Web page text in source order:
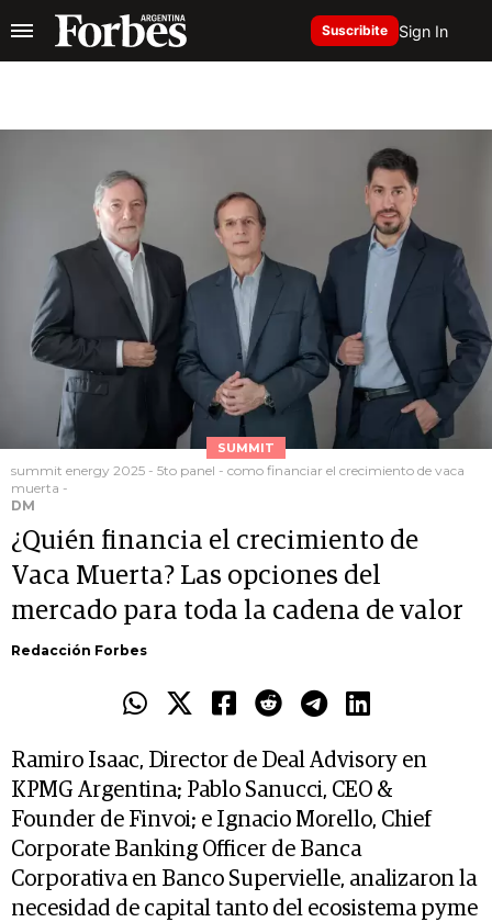
Suscribite Sign In
SUMMIT
summit energy 2025 - 5to panel - como financiar el crecimiento de vaca
muerta -
DM
¿Quién financia el crecimiento de
Vaca Muerta? Las opciones del
mercado para toda la cadena de valor
Redacción Forbes
Ramiro Isaac, Director de Deal Advisory en
KPMG Argentina; Pablo Sanucci, CEO &
Founder de Finvoi; e Ignacio Morello, Chief
Corporate Banking Officer de Banca
Corporativa en Banco Supervielle, analizaron la
necesidad de capital tanto del ecosistema pyme